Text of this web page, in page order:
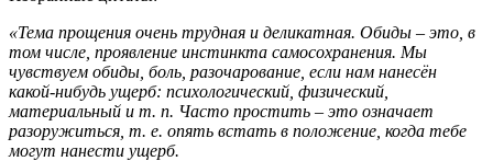
«Тема прощения очень трудная и деликатная. Обиды – это, в
том числе, проявление инстинкта самосохранения. Мы
чувствуем обиды, боль, разочарование, если нам нанесён
какой-нибудь ущерб: психологический, физический,
материальный и т. п. Часто простить – это означает
разоружиться, т. е. опять встать в положение, когда тебе
могут нанести ущерб.